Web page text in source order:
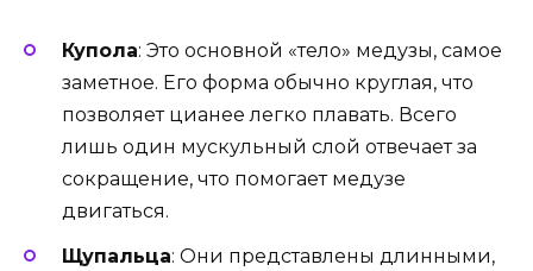
Купола: Это основной «тело» медузы, самое
заметное. Его форма обычно круглая, что
позволяет цианее легко плавать. Всего
лишь один мускульный слой отвечает за
сокращение, что помогает медузе
двигаться.
Щупальца: Они представлены длинными,